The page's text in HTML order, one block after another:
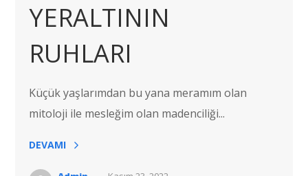
YERALTININ
RUHLARI
Küçük yaşlarımdan bu yana meramım olan
mitoloji ile mesleğim olan madenciliği...
DEVAMI